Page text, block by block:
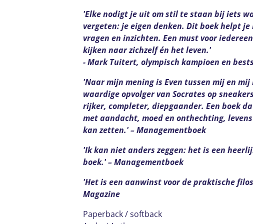
'Elke nodigt je uit om stil te staan bij iets
vergeten: je eigen denken. Dit boek helpt
vragen en inzichten. Een must voor
kijken naar zichzelf én het leven.'
- Mark Tuitert, olympisch kampioen en
'Naar mijn mening is Even tussen mij en mij
waardige opvolger van Socrates op
rijker, completer, diepgaander. Een boek
met aandacht, moed en onthechting,
kan zetten.' – Managementboek
'Ik kan niet anders zeggen: het is een
boek.' – Managementboek
'Het is een aanwinst voor de praktische
Magazine
Paperback / softback